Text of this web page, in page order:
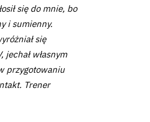
się do mnie, bo
i sumienny.
się
własnym
przygotowaniu
Trener